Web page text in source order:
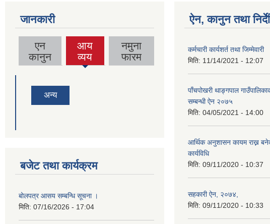
जानकारी
एन
कानुन
आय
व्यय
(active
tab)
नमुना
फारम
अन्य
बजेट तथा कार्यक्रम
बोलपत्र आसय सम्बन्धि सूचना ।
मिति: 07/16/2026 - 17:04
ऐन, कानुन तथा
कर्मचारी कार्यशर्त तथा जिम्मेवारी
मिति: 11/14/2021 - 12:07
पाँचपोखरी थाङ्गपाल
सम्बन्धी ऐन २०७५
मिति: 04/05/2021 - 14:00
आर्थिक अनुशासन कायम राख्न
कार्यविधि
मिति: 09/11/2020 - 10:37
सहकारी ऐन, २०७४,
मिति: 09/11/2020 - 10:33